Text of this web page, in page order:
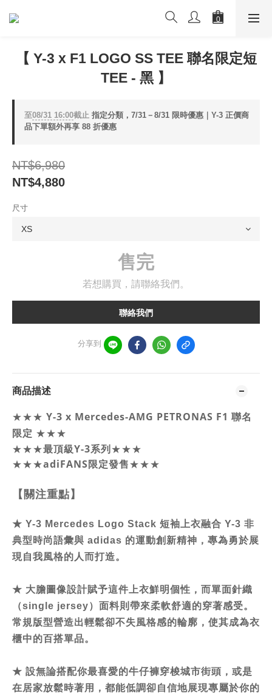
【 Y-3 x F1 LOGO SS TEE 聯名限定短
TEE - 黑 】
至08/31 16:00截止 指定分類，7/31－8/31 限時優惠｜Y-3 正價商
品下單額外再享 88 折優惠
NT$6,980
NT$4,880
尺寸
售完
若想購買，請聯絡我們。
聯絡我們
分享到
商品描述
★★★ Y-3 x Mercedes-AMG PETRONAS F1 聯名
限定 ★★★
★★★最頂級Y-3系列★★★
★★★adiFANS限定發售★★★
【關注重點】
★ Y-3 Mercedes Logo Stack 短袖上衣融合 Y-3 非
典型時尚語彙與 adidas 的運動創新精神，專為勇於展
現自我風格的人而打造。
★ 大膽圖像設計賦予這件上衣鮮明個性，而單面針織
（single jersey）面料則帶來柔軟舒適的穿著感受。
常規版型營造出輕鬆卻不失風格感的輪廓，使其成為衣
櫃中的百搭單品。
★ 設無論搭配你最喜愛的牛仔褲穿梭城市街頭，或是
在居家放鬆時著用，都能低調卻自信地展現專屬於你的